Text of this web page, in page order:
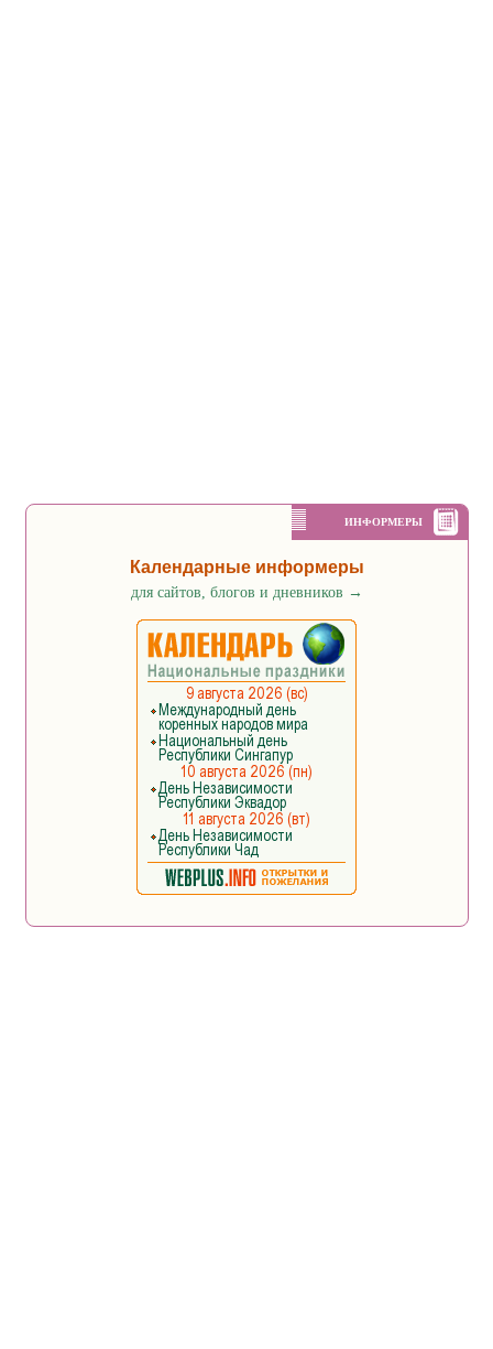
ИНФОРМЕРЫ
Календарные информеры
для сайтов, блогов и дневников →